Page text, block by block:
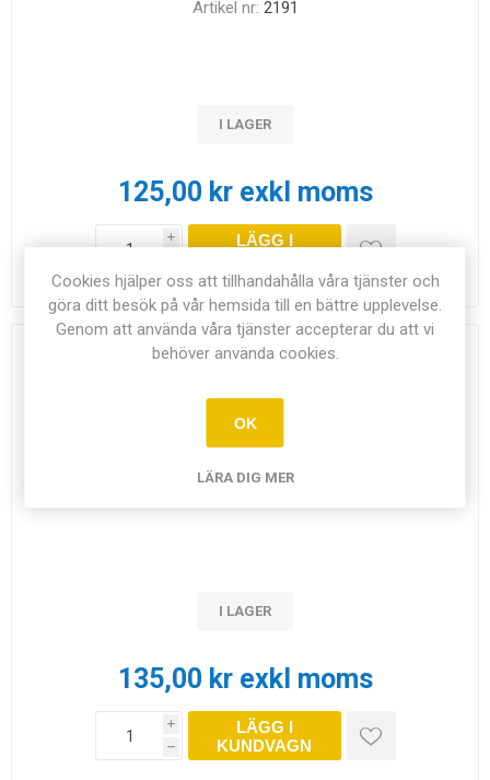
Artikel nr: 2191
I LAGER
125,00 kr exkl moms
i
LÄGG I
Längd: 28-35cm.
Mätområde: 1,000-1,500g/ml.
I LAGER
135,00 kr exkl moms
i
h
LÄGG I
KUNDVAGN
Cookies hjälper oss att tillhandahålla våra tjänster och
göra ditt besök på vår hemsida till en bättre upplevelse.
Genom att använda våra tjänster accepterar du att vi
behöver använda cookies.
OK
LÄRA DIG MER